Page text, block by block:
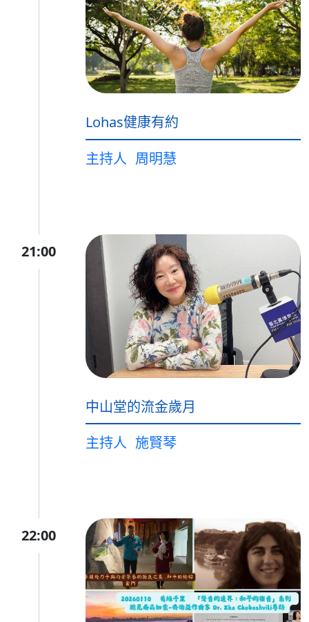
Lohas健康有約
主持人 周明慧
21:00
中山堂的流金歲月
主持人 施賢琴
22:00